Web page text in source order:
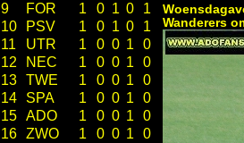
9
FOR 1 0 1 0
1
10
PSV 1 0 1 0
1
11
UTR 1 0 0 1
0
12
NEC 1 0 0 1
0
13 TWE 1 0 0 1
0
14
SPA 1 0 0 1
0
15 ADO 1 0 0 1
0
16 ZWO 1 0 0 1
0
Wanderers